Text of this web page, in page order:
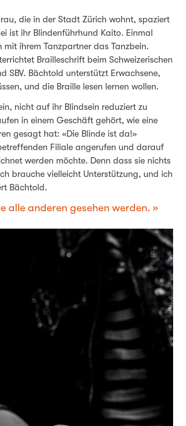
die in der Stadt Zürich wohnt, spaziert
ist ihr Blindenführhund Kaito. Einmal
ihrem Tanzpartner das Tanzbein.
Brailleschrift beim Schweizerischen
SBV. Bächtold unterstützt Erwachsene,
und die Braille lesen lernen wollen.
nicht auf ihr Blindsein reduziert zu
in einem Geschäft gehört, wie eine
gesagt hat: «Die Blinde ist da!»
Filiale angerufen und darauf
werden möchte. Denn dass sie nichts
brauche vielleicht Unterstützung, und ich
Bächtold.
alle anderen gesehen werden.